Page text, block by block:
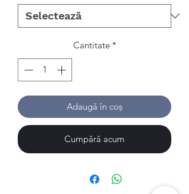
Cantitate *
Adaugă în coș
Cumpără acum